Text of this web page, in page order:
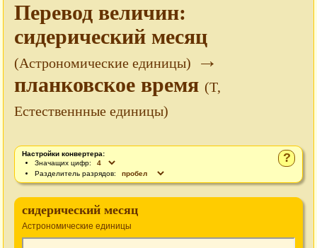
Перевод величин:
сидерический месяц
(Астрономические единицы)
→
планковское время (T,
Естественнные единицы)
?
Настройки конвертера:
Значащих цифр:
Разделитель разрядов:
сидерический месяц
Астрономические единицы